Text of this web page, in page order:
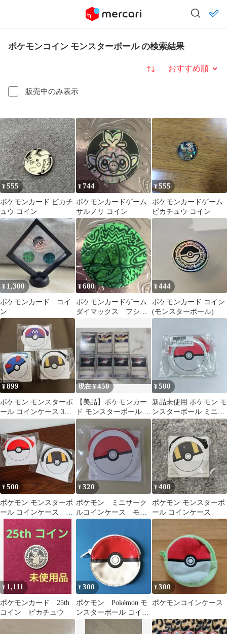
ポケモンコイン モンスターボール の検索結果
販売中のみ表示
並び替え
¥555
ポケモンカード ピカチ
ュウ コイン
¥744
ポケモンカードゲーム
サルノリ コイン
¥555
ポケモンカードゲーム
ピカチュウ コイン
¥ 1,300
ポケモンカード コイ
ン
¥600
ポケモンカードゲーム
ダイマックス フシギ
¥444
ポケモンカード コイン
(モンスターボール)
¥899
ポケモン モンスターボ
ール コインケース 3種
セット Pokémon
現在 ¥450
【美品】ポケモンカー
ド モンスターボール 7
枚セット
¥500
新品未使用 ポケモン モ
ンスターボール ミニサ
ークルコインケース
¥500
ポケモン モンスターボ
ール コインケース お
祭り お小遣い 小銭
入れ お買い物
¥320
ポケモン ミニサーク
ルコインケース モン
スターボール
¥400
ポケモン モンスターボ
ール コインケース
¥ 1,111
ポケモンカード 25th
コイン ピカチュウ
¥300
ポケモン Pokémon モ
ンスターボール コイン
¥300
ポケモンコインケース